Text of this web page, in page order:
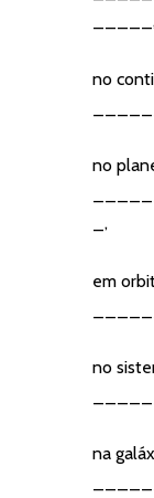
no
no
_,
em
no
na